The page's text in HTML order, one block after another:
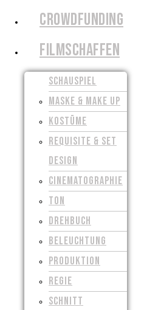
CROWDFUNDING
FILMSCHAFFEN
SCHAUSPIEL
MASKE & MAKE UP
KOSTÜME
REQUISITE & SET
DESIGN
CINEMATOGRAPHIE
TON
DREHBUCH
BELEUCHTUNG
PRODUKTION
REGIE
SCHNITT